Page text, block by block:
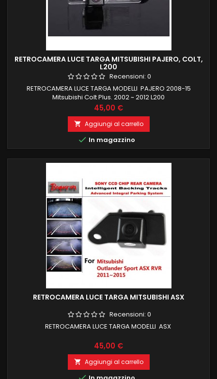
RETROCAMERA LUCE TARGA MITSUBISHI PAJERO, COLT,
L200
Recensioni: 0
RETROCAMERA LUCE TARGA MODELLI PAJERO 2008-15
Mitsubishi Colt Plus. 2002 ~ 2012 L200
Prezzo
45,00 €
 Aggiungi al carrello
 In magazzino
RETROCAMERA LUCE TARGA MITSUBISHI ASX
Recensioni: 0
RETROCAMERA LUCE TARGA MODELLI ASX
Prezzo
45,00 €
 Aggiungi al carrello